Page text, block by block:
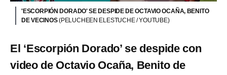
'ESCORPIÓN DORADO' SE DESPIDE DE OCTAVIO OCAÑA, BENITO
DE VECINOS(PELUCHEEN ELESTUCHE / YOUTUBE)
El ‘Escorpión Dorado’ se despide con
video de Octavio Ocaña, Benito de